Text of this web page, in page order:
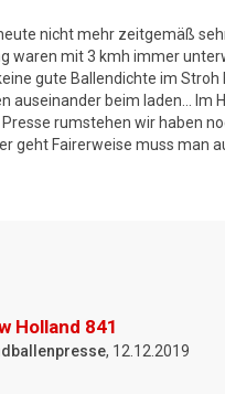
nicht mehr zeitgemäß
waren mit 3 kmh immer
gute Ballendichte im Stroh
auseinander beim laden... Im
rumstehen wir haben
geht Fairerweise muss man
Holland 841
, 12.12.2019